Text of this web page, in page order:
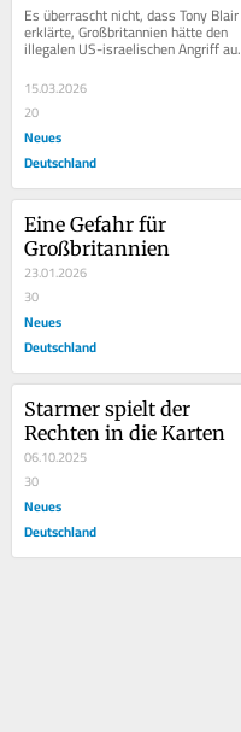
Es überrascht nicht, dass Tony Blair
erklärte, Großbritannien hätte den
illegalen US-israelischen Angriff
den Iran von Anfang an
unterstützen...
15.03.2026
20
Neues
Deutschland
Eine Gefahr für
Großbritannien
23.01.2026
30
Neues
Deutschland
Starmer spielt der
Rechten in die Karten
06.10.2025
30
Neues
Deutschland